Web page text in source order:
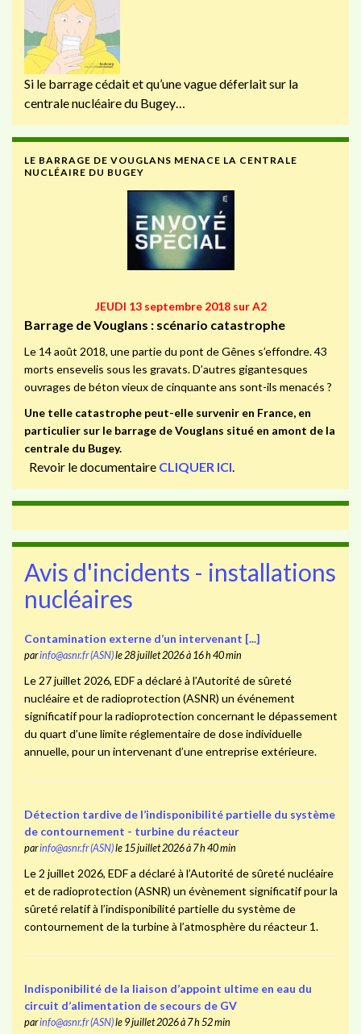
Si le barrage cédait et qu’une vague déferlait sur la
centrale nucléaire du Bugey…
LE BARRAGE DE VOUGLANS MENACE LA CENTRALE
NUCLÉAIRE DU BUGEY
JEUDI 13 septembre 2018 sur A2
Barrage de Vouglans : scénario catastrophe
Le 14 août 2018, une partie du pont de Gênes s’effondre. 43
morts ensevelis sous les gravats. D’autres gigantesques
ouvrages de béton vieux de cinquante ans sont-ils menacés ?
Une telle catastrophe peut-elle survenir en France, en
particulier sur le barrage de Vouglans situé en amont de la
centrale du Bugey.
Revoir le documentaire CLIQUER ICI.
Avis d'incidents - installations
nucléaires
Contamination externe d’un intervenant [...]
parinfo@asnr.fr (ASN)le 28 juillet 2026 à 16 h 40 min
Le 27 juillet 2026, EDF a déclaré à l’Autorité de sûreté
nucléaire et de radioprotection (ASNR) un événement
significatif pour la radioprotection concernant le dépassement
du quart d’une limite réglementaire de dose individuelle
annuelle, pour un intervenant d’une entreprise extérieure.
Détection tardive de l’indisponibilité partielle du système
de contournement - turbine du réacteur
parinfo@asnr.fr (ASN)le 15 juillet 2026 à 7 h 40 min
Le 2 juillet 2026, EDF a déclaré à l’Autorité de sûreté nucléaire
et de radioprotection (ASNR) un évènement significatif pour la
sûreté relatif à l’indisponibilité partielle du système de
contournement de la turbine à l’atmosphère du réacteur 1.
Indisponibilité de la liaison d’appoint ultime en eau du
circuit d’alimentation de secours de GV
parinfo@asnr.fr (ASN)le 9 juillet 2026 à 7 h 52 min